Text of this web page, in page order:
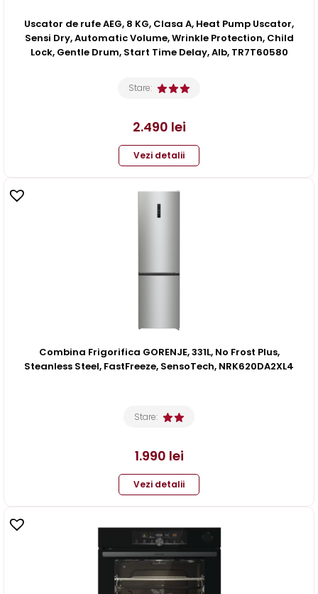
Uscator de rufe AEG, 8 KG, Clasa A, Heat Pump Uscator,
Sensi Dry, Automatic Volume, Wrinkle Protection, Child
Lock, Gentle Drum, Start Time Delay, Alb, TR7T60580
Stare:
2.490 lei
Vezi detalii
Combina Frigorifica GORENJE, 331L, No Frost Plus,
Steanless Steel, FastFreeze, SensoTech, NRK620DA2XL4
Stare:
1.990 lei
Vezi detalii